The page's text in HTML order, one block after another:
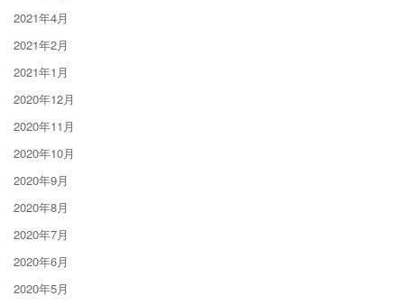
2021年4月
2021年2月
2021年1月
2020年12月
2020年11月
2020年10月
2020年9月
2020年8月
2020年7月
2020年6月
2020年5月